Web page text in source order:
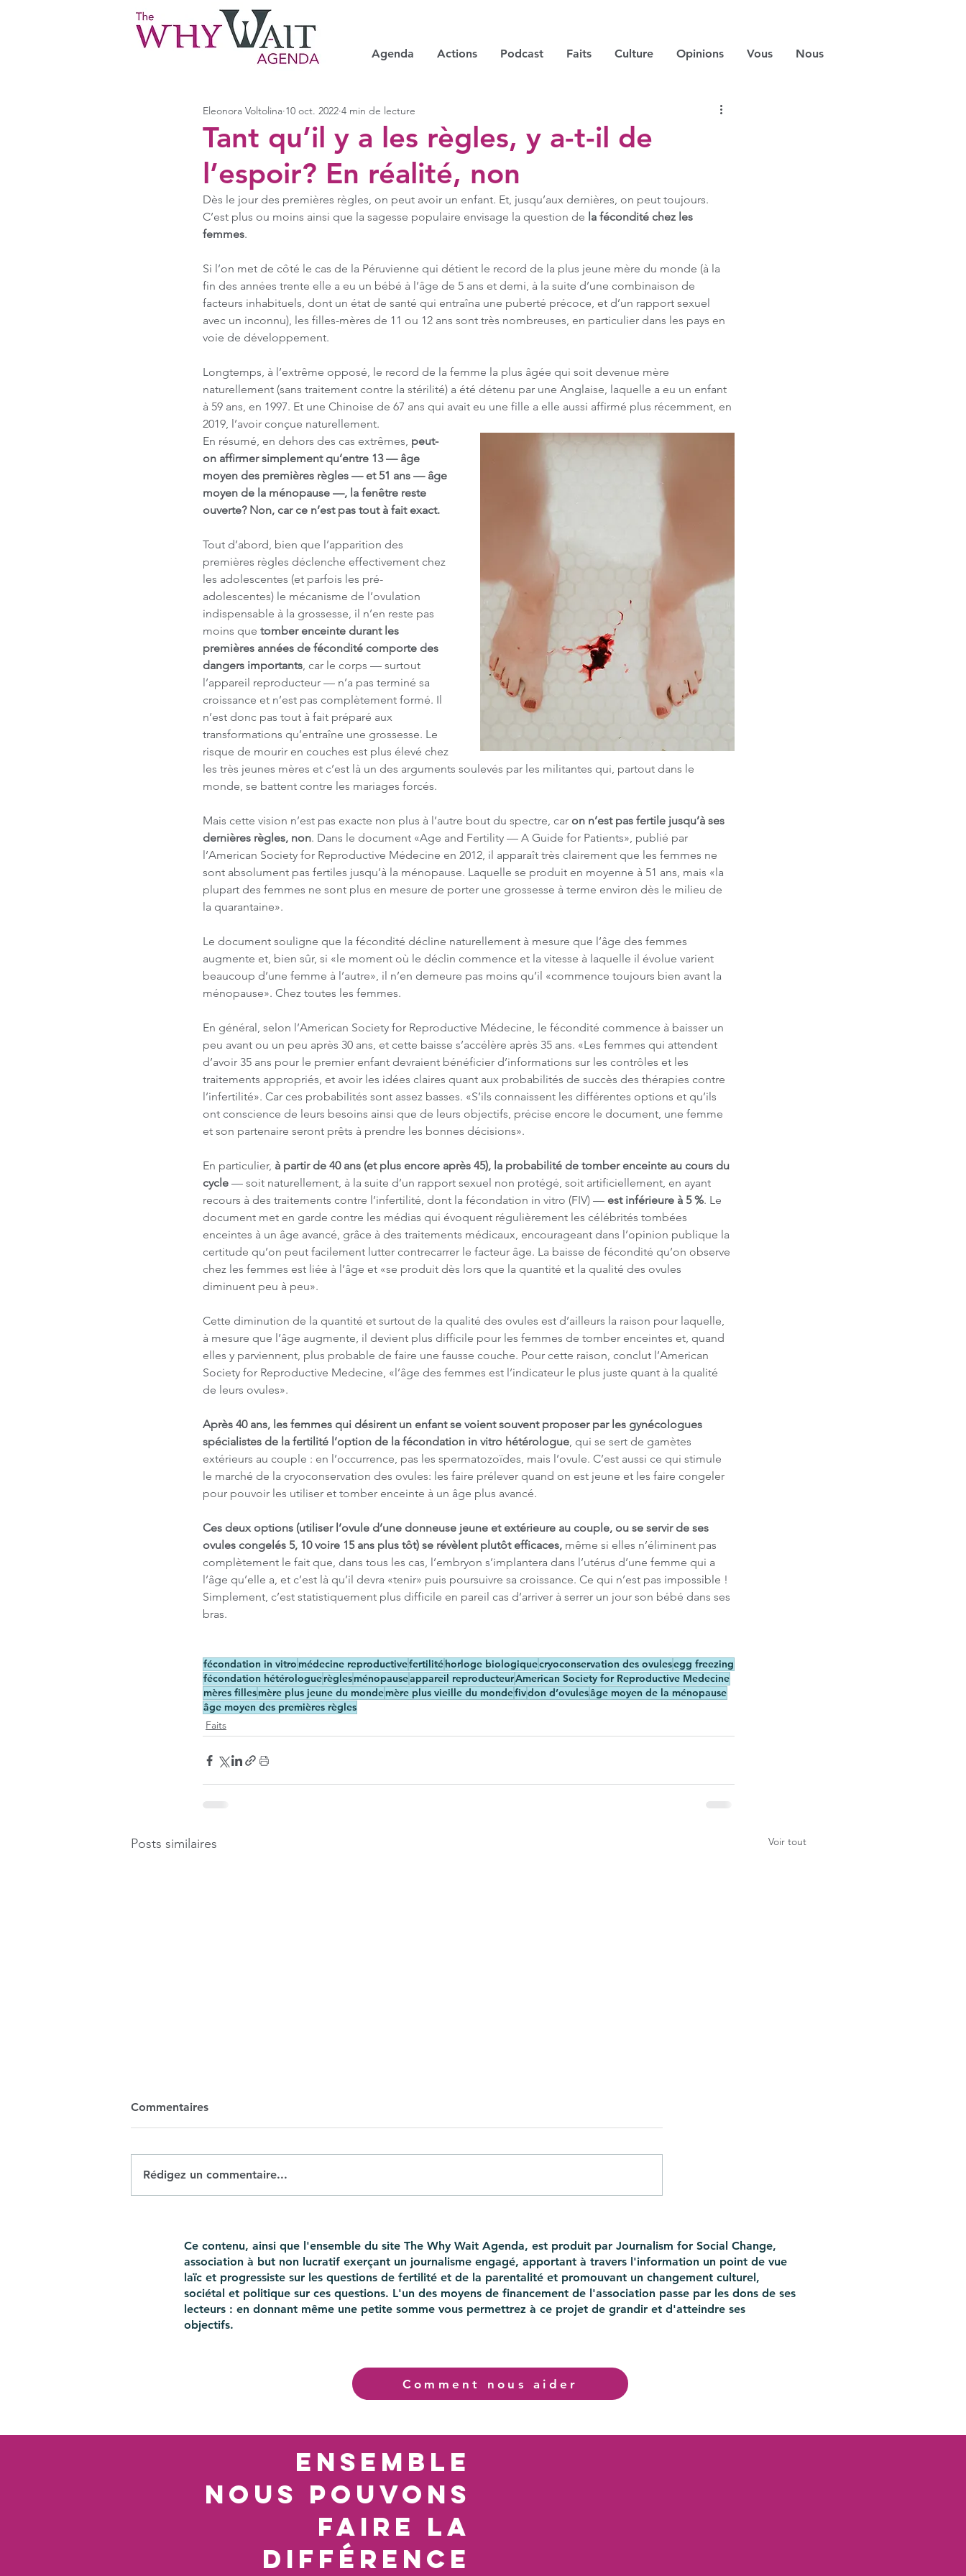
Agenda Actions Podcast Faits Culture Opinions Vous Nous
Tant qu’il y a les règles, y a-t-il de
l’espoir? En réalité, non
Eleonora Voltolina 10 oct. 2022 4 min de lecture
Dès le jour des premières règles, on peut avoir un enfant. Et, jusqu’aux dernières, on peut toujours.
C’est plus ou moins ainsi que la sagesse populaire envisage la question de la fécondité chez les
femmes.
Si l’on met de côté le cas de la Péruvienne qui détient le record de la plus jeune mère du monde (à la
fin des années trente elle a eu un bébé à l’âge de 5 ans et demi, à la suite d’une combinaison de
facteurs inhabituels, dont un état de santé qui entraîna une puberté précoce, et d’un rapport sexuel
avec un inconnu), les filles-mères de 11 ou 12 ans sont très nombreuses, en particulier dans les pays en
voie de développement.
Longtemps, à l’extrême opposé, le record de la femme la plus âgée qui soit devenue mère
naturellement (sans traitement contre la stérilité) a été détenu par une Anglaise, laquelle a eu un enfant
à 59 ans, en 1997. Et une Chinoise de 67 ans qui avait eu une fille a elle aussi affirmé plus récemment, en
2019, l’avoir conçue naturellement.
En résumé, en dehors des cas extrêmes, peut-
on affirmer simplement qu’entre 13 — âge
moyen des premières règles — et 51 ans — âge
moyen de la ménopause —, la fenêtre reste
ouverte? Non, car ce n’est pas tout à fait exact.
Tout d’abord, bien que l’apparition des
premières règles déclenche effectivement chez
les adolescentes (et parfois les pré-
adolescentes) le mécanisme de l’ovulation
indispensable à la grossesse, il n’en reste pas
moins que tomber enceinte durant les
premières années de fécondité comporte des
dangers importants, car le corps — surtout
l’appareil reproducteur — n’a pas terminé sa
croissance et n’est pas complètement formé. Il
n’est donc pas tout à fait préparé aux
transformations qu’entraîne une grossesse. Le
risque de mourir en couches est plus élevé chez
les très jeunes mères et c’est là un des arguments soulevés par les militantes qui, partout dans le
monde, se battent contre les mariages forcés.
Mais cette vision n’est pas exacte non plus à l’autre bout du spectre, car on n’est pas fertile jusqu’à ses
dernières règles, non. Dans le document «Age and Fertility — A Guide for Patients», publié par
l’American Society for Reproductive Médecine en 2012, il apparaît très clairement que les femmes ne
sont absolument pas fertiles jusqu’à la ménopause. Laquelle se produit en moyenne à 51 ans, mais «la
plupart des femmes ne sont plus en mesure de porter une grossesse à terme environ dès le milieu de
la quarantaine».
Le document souligne que la fécondité décline naturellement à mesure que l’âge des femmes
augmente et, bien sûr, si «le moment où le déclin commence et la vitesse à laquelle il évolue varient
beaucoup d’une femme à l’autre», il n’en demeure pas moins qu’il «commence toujours bien avant la
ménopause». Chez toutes les femmes.
En général, selon l’American Society for Reproductive Médecine, le fécondité commence à baisser un
peu avant ou un peu après 30 ans, et cette baisse s’accélère après 35 ans. «Les femmes qui attendent
d’avoir 35 ans pour le premier enfant devraient bénéficier d’informations sur les contrôles et les
traitements appropriés, et avoir les idées claires quant aux probabilités de succès des thérapies contre
l’infertilité». Car ces probabilités sont assez basses. «S’ils connaissent les différentes options et qu’ils
ont conscience de leurs besoins ainsi que de leurs objectifs, précise encore le document, une femme
et son partenaire seront prêts à prendre les bonnes décisions».
En particulier, à partir de 40 ans (et plus encore après 45), la probabilité de tomber enceinte au cours du
cycle — soit naturellement, à la suite d’un rapport sexuel non protégé, soit artificiellement, en ayant
recours à des traitements contre l’infertilité, dont la fécondation in vitro (FIV) — est inférieure à 5 %. Le
document met en garde contre les médias qui évoquent régulièrement les célébrités tombées
enceintes à un âge avancé, grâce à des traitements médicaux, encourageant dans l’opinion publique la
certitude qu’on peut facilement lutter contrecarrer le facteur âge. La baisse de fécondité qu’on observe
chez les femmes est liée à l’âge et «se produit dès lors que la quantité et la qualité des ovules
diminuent peu à peu».
Cette diminution de la quantité et surtout de la qualité des ovules est d’ailleurs la raison pour laquelle,
à mesure que l’âge augmente, il devient plus difficile pour les femmes de tomber enceintes et, quand
elles y parviennent, plus probable de faire une fausse couche. Pour cette raison, conclut l’American
Society for Reproductive Medecine, «l’âge des femmes est l’indicateur le plus juste quant à la qualité
de leurs ovules».
Après 40 ans, les femmes qui désirent un enfant se voient souvent proposer par les gynécologues
spécialistes de la fertilité l’option de la fécondation in vitro hétérologue, qui se sert de gamètes
extérieurs au couple : en l’occurrence, pas les spermatozoïdes, mais l’ovule. C’est aussi ce qui stimule
le marché de la cryoconservation des ovules: les faire prélever quand on est jeune et les faire congeler
pour pouvoir les utiliser et tomber enceinte à un âge plus avancé.
Ces deux options (utiliser l’ovule d’une donneuse jeune et extérieure au couple, ou se servir de ses
ovules congelés 5, 10 voire 15 ans plus tôt) se révèlent plutôt efficaces, même si elles n’éliminent pas
complètement le fait que, dans tous les cas, l’embryon s’implantera dans l’utérus d’une femme qui a
l’âge qu’elle a, et c’est là qu’il devra «tenir» puis poursuivre sa croissance. Ce qui n’est pas impossible !
Simplement, c’est statistiquement plus difficile en pareil cas d’arriver à serrer un jour son bébé dans ses
bras.
fécondation in vitro médecine reproductivefertilitéhorloge biologiquecryoconservation des ovulesegg freezing
fécondation hétérologuerèglesménopauseappareil reproducteurAmerican Society for Reproductive Medecine
mères fillesmère plus jeune du mondemère plus vieille du mondefivdon d’ovulesâge moyen de la ménopause
âge moyen des premières règles
Faits
Posts similaires Voir tout
dénatalite: un voyage parmi
les familles XL
fécondité et immigration
sont interconnectés
d’Europe sont italiennes.
Avoir des enfants n’est plus
un choix
Commentaires
Rédigez un commentaire...
Ce contenu, ainsi que l'ensemble du site The Why Wait Agenda, est produit par Journalism for Social Change,
association à but non lucratif exerçant un journalisme engagé, apportant à travers l'information un point de vue
laïc et progressiste sur les questions de fertilité et de la parentalité et promouvant un changement culturel,
sociétal et politique sur ces questions. L'un des moyens de financement de l'association passe par les dons de ses
lecteurs : en donnant même une petite somme vous permettrez à ce projet de grandir et d'atteindre ses
objectifs.
Comment nous aider
ensemble
nous pouvons
faire la
diffÉrence